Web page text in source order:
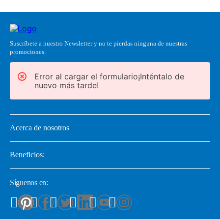
Suscríbete a nuestro Newsletter y no te pierdas ninguna de nuestras
promociones:
Error al cargar el formulario¡Inténtalo de
nuevo más tarde!
Acerca de nosotros
Beneficios:
Síguenos en: